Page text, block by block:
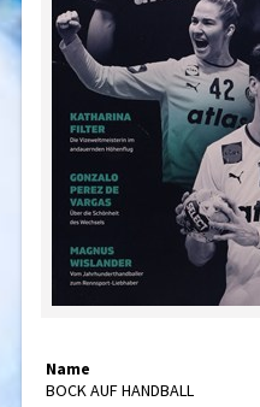
Name
BOCK AUF HANDBALL